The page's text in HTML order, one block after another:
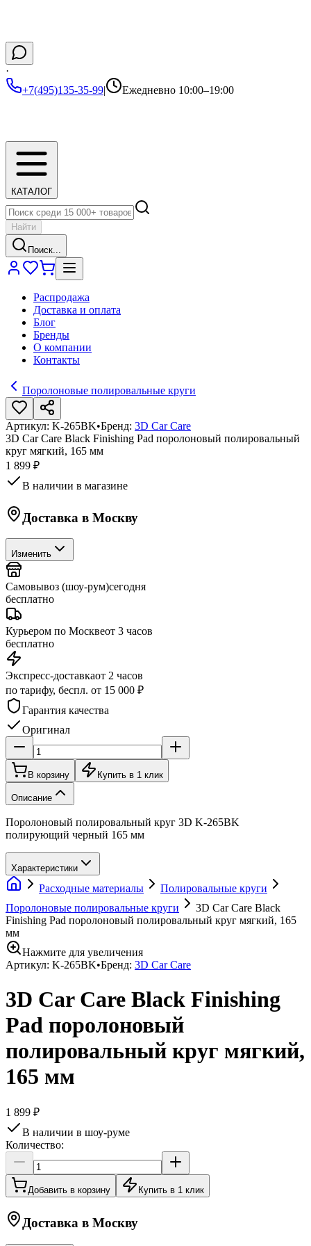
·
+7(495)135-35-99| Ежедневно 10:00–19:00
КАТАЛОГ
Найти
Поиск...
Распродажа
Доставка и оплата
Блог
Бренды
О компании
Контакты
Поролоновые полировальные круги
Артикул: K-265BK•Бренд: 3D Car Care
3D Car Care Black Finishing Pad поролоновый полировальный
круг мягкий, 165 мм
1 899 ₽
В наличии в магазине
Доставка в Москву
Изменить
Самовывоз (шоу-рум)сегодня
бесплатно
Курьером по Москвеот 3 часов
бесплатно
Экспресс-доставкаот 2 часов
по тарифу, беспл. от 15 000 ₽
Гарантия качества
Оригинал
В корзину Купить в 1 клик
Описание
Поролоновый полировальный круг 3D K-265BK
полирующий черный 165 мм
Характеристики
Расходные материалы
Полировальные круги
Поролоновые полировальные круги
3D Car Care Black
Finishing Pad поролоновый полировальный круг мягкий, 165
мм
Нажмите для увеличения
Артикул: K-265BK•Бренд: 3D Car Care
3D Car Care Black Finishing
Pad поролоновый
полировальный круг мягкий,
165 мм
1 899 ₽
В наличии в шоу-руме
Количество:
Добавить в корзину Купить в 1 клик
Доставка в Москву